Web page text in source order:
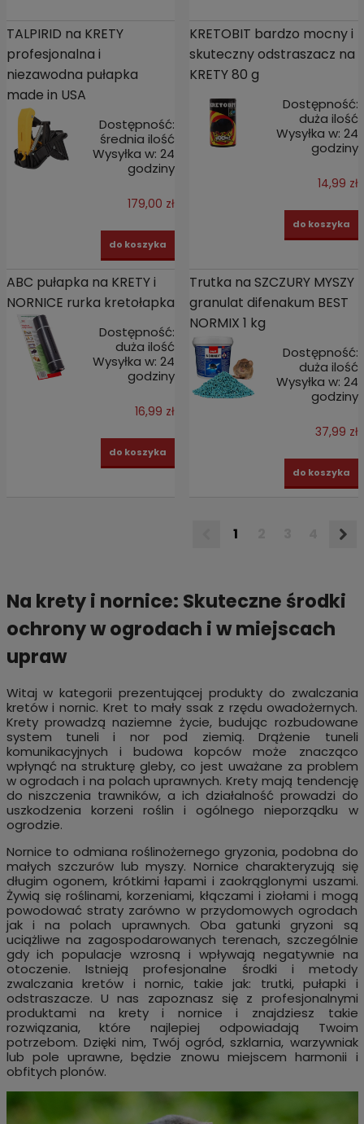
TALPIRID na KRETY
profesjonalna i
niezawodna pułapka
made in USA
Dostępność:
średnia ilość
Wysyłka w: 24
godziny
179,00 zł
do koszyka
KRETOBIT bardzo mocny i
skuteczny odstraszacz na
KRETY 80 g
Dostępność:
duża ilość
Wysyłka w: 24
godziny
14,99 zł
do koszyka
ABC pułapka na KRETY i
NORNICE rurka kretołapka
Dostępność:
duża ilość
Wysyłka w: 24
godziny
16,99 zł
do koszyka
Trutka na SZCZURY MYSZY
granulat difenakum BEST
NORMIX 1 kg
Dostępność:
duża ilość
Wysyłka w: 24
godziny
37,99 zł
do koszyka
1
Na krety i nornice: Skuteczne środki
ochrony w ogrodach i w miejscach
upraw
Witaj w kategorii prezentującej produkty do zwalczania
kretów i nornic. Kret to mały ssak z rzędu owadożernych.
Krety prowadzą naziemne życie, budując rozbudowane
system tuneli i nor pod ziemią. Drążenie tuneli
komunikacyjnych i budowa kopców może znacząco
wpłynąć na strukturę gleby, co jest uważane za problem
w ogrodach i na polach uprawnych. Krety mają tendencję
do niszczenia trawników, a ich działalność prowadzi do
uszkodzenia korzeni roślin i ogólnego nieporządku w
ogrodzie.
Nornice to odmiana roślinożernego gryzonia, podobna do
małych szczurów lub myszy. Nornice charakteryzują się
długim ogonem, krótkimi łapami i zaokrąglonymi uszami.
Żywią się roślinami, korzeniami, kłączami i ziołami i mogą
powodować straty zarówno w przydomowych ogrodach
jak i na polach uprawnych. Oba gatunki gryzoni są
uciążliwe na zagospodarowanych terenach, szczególnie
gdy ich populacje wzrosną i wpływają negatywnie na
otoczenie. Istnieją profesjonalne środki i metody
zwalczania kretów i nornic, takie jak: trutki, pułapki i
odstraszacze. U nas zapoznasz się z profesjonalnymi
produktami na krety i nornice i znajdziesz takie
rozwiązania, które najlepiej odpowiadają Twoim
potrzebom. Dzięki nim, Twój ogród, szklarnia, warzywniak
lub pole uprawne, będzie znowu miejscem harmonii i
obfitych plonów.